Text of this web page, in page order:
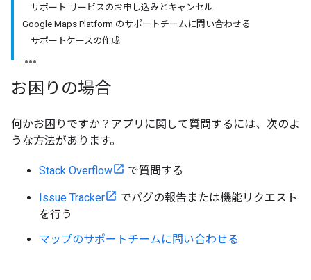
サポート サービスのお申し込みとキャンセル
Google Maps Platform のサポートチームに問い合わせる
サポートケースの作成
お困りの場合
何かお困りですか？アプリに関して質問するには、次のよ
うな方法があります。
Stack Overflow で質問する
Issue Tracker
でバグの報告または機能リクエスト
を行う
マップのサポートチームに問い合わせる